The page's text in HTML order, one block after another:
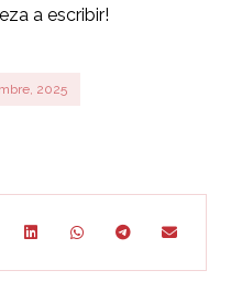
a escribir!
2025